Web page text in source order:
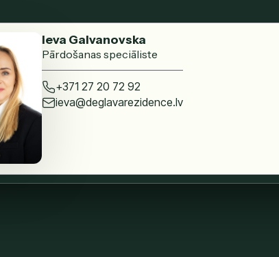
Ieva Galvanovska
Pārdošanas speciāliste
+371 27 20 72 92
ieva@deglavarezidence.lv